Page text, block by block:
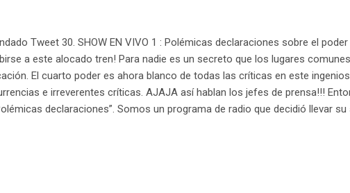
Tweet 30. SHOW EN VIVO 1 : Polémicas declaraciones sobre el poder
a este alocado tren! Para nadie es un secreto que los lugares
El cuarto poder es ahora blanco de todas las críticas en este
e irreverentes críticas. AJAJA así hablan los jefes de prensa!!!
declaraciones”. Somos un programa de radio que decidió llevar
y recomendar lo bueno. Diseñar las d...